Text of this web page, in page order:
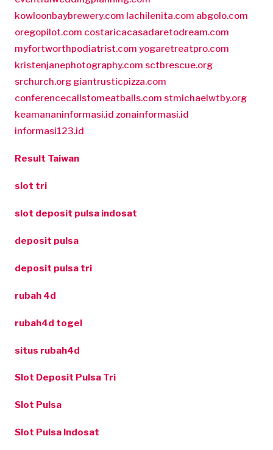
kowloonbaybrewery.com lachilenita.com abgolo.com
oregopilot.com costaricacasadaretodream.com
myfortworthpodiatrist.com yogaretreatpro.com
kristenjanephotography.com sctbrescue.org
srchurch.org giantrusticpizza.com
conferencecallstomeatballs.com stmichaelwtby.org
keamananinformasi.id zonainformasi.id
informasi123.id
Result Taiwan
slot tri
slot deposit pulsa indosat
deposit pulsa
deposit pulsa tri
rubah 4d
rubah4d togel
situs rubah4d
Slot Deposit Pulsa Tri
Slot Pulsa
Slot Pulsa Indosat